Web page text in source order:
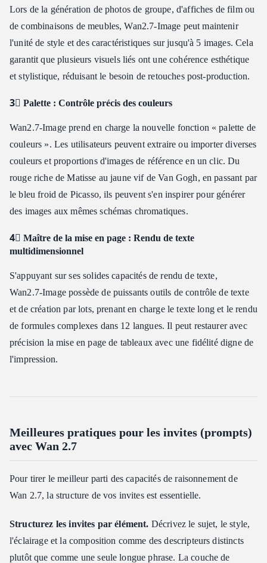
Lors de la génération de photos de groupe, d'affiches de film ou
de combinaisons de meubles, Wan2.7‑Image peut maintenir
l'unité de style et des caractéristiques sur jusqu'à 5 images. Cela
garantit que plusieurs visuels liés ont une cohérence esthétique
et stylistique, réduisant le besoin de retouches post-production.
3⃣ Palette : Contrôle précis des couleurs
Wan2.7‑Image prend en charge la nouvelle fonction « palette de
couleurs ». Les utilisateurs peuvent extraire ou importer diverses
couleurs et proportions d'images de référence en un clic. Du
rouge riche de Matisse au jaune vif de Van Gogh, en passant par
le bleu froid de Picasso, ils peuvent s'en inspirer pour générer
des images aux mêmes schémas chromatiques.
4⃣ Maître de la mise en page : Rendu de texte
multidimensionnel
S'appuyant sur ses solides capacités de rendu de texte,
Wan2.7‑Image possède de puissants outils de contrôle de texte
et de création par lots, prenant en charge le texte long et le rendu
de formules complexes dans 12 langues. Il peut restaurer avec
précision la mise en page de tableaux avec une fidélité digne de
l'impression.
Meilleures pratiques pour les invites (prompts)
avec Wan 2.7
Pour tirer le meilleur parti des capacités de raisonnement de
Wan 2.7, la structure de vos invites est essentielle.
Structurez les invites par élément. Décrivez le sujet, le style,
l'éclairage et la composition comme des descripteurs distincts
plutôt que comme une seule longue phrase. La couche de